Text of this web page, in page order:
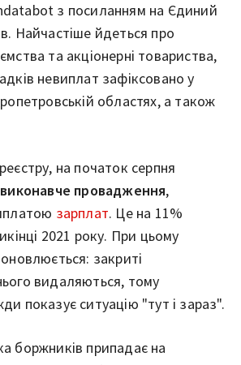
з посиланням на Єдиний
Найчастіше йдеться про
та акціонерні товариства,
невиплат зафіксовано у
областях, а також
на початок серпня
провадження,
зарплат. Це на 11%
2021 року. При цьому
закриті
видаляються, тому
показує ситуацію "тут і зараз".
боржників припадає на